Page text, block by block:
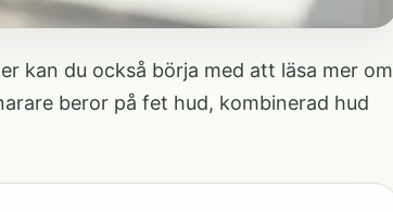
kan du också börja med att läsa mer om
beror på fet hud, kombinerad hud